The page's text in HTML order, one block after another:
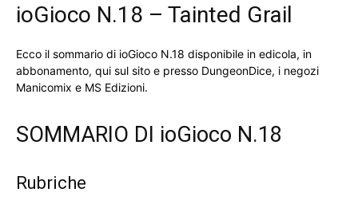
ioGioco N.18 – Tainted Grail
Ecco il sommario di ioGioco N.18 disponibile in edicola, in
abbonamento, qui sul sito e presso DungeonDice, i negozi
Manicomix e MS Edizioni.
SOMMARIO DI ioGioco N.18
Rubriche